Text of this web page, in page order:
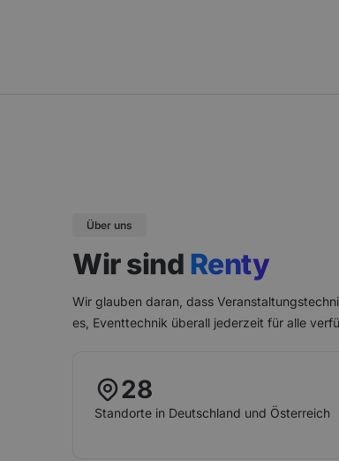
Über uns
Wir sind Renty
Wir glauben daran, dass
es, Eventtechnik überall jederzeit für alle
28
Standorte in Deutschland und Österreich